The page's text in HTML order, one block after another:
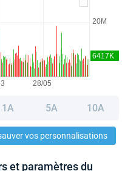
1A 5A 10A
vos personnalisations
et paramètres du